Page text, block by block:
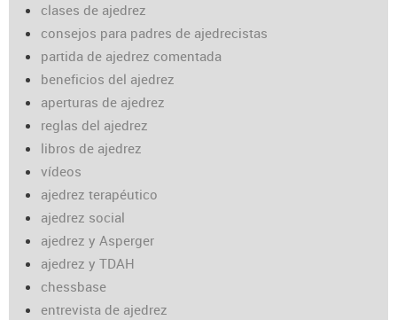
clases de ajedrez
consejos para padres de ajedrecistas
partida de ajedrez comentada
beneficios del ajedrez
aperturas de ajedrez
reglas del ajedrez
libros de ajedrez
vídeos
ajedrez terapéutico
ajedrez social
ajedrez y Asperger
ajedrez y TDAH
chessbase
entrevista de ajedrez